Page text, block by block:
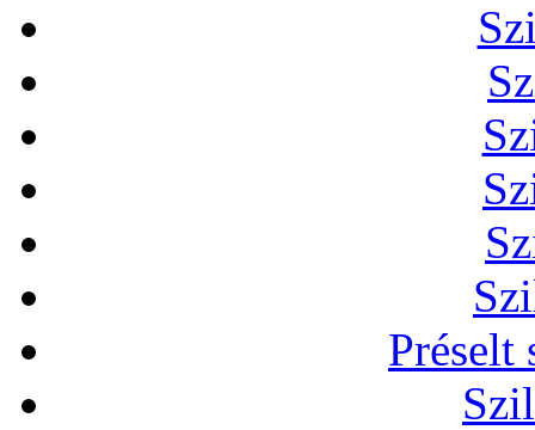
Préselt